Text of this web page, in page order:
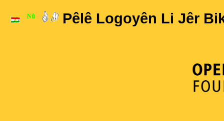
Pêlê Logoyên Li Jêr